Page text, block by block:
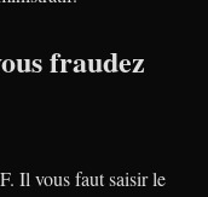
fraudez
Il vous faut saisir le